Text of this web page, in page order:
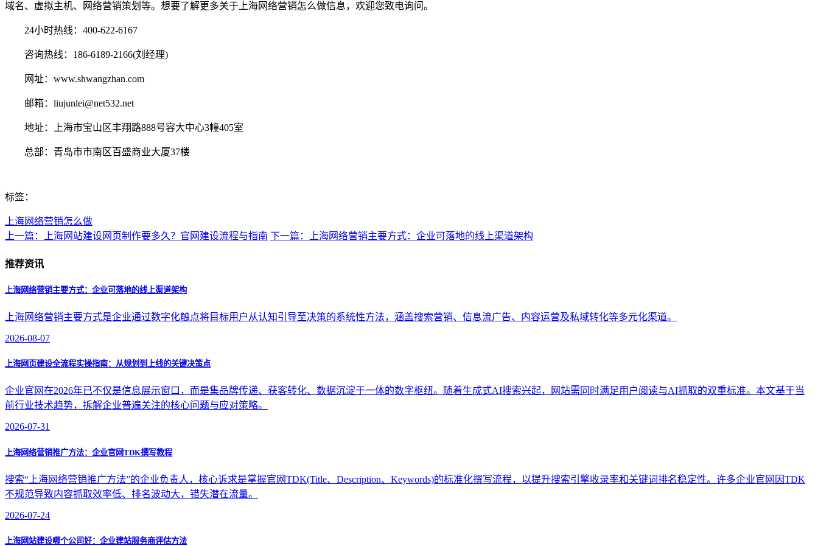
域名、虚拟主机、网络营销策划等。想要了解更多关于上海网络营销怎么做信息，欢迎您致电询问。
24小时热线：400-622-6167
咨询热线：186-6189-2166(刘经理)
网址：www.shwangzhan.com
邮箱：liujunlei@net532.net
地址：上海市宝山区丰翔路888号容大中心3幢405室
总部：青岛市市南区百盛商业大厦37楼
标签：
上海网络营销怎么做
上一篇：上海网站建设网页制作要多久？官网建设流程与指南 下一篇：上海网络营销主要方式：企业可落地的线上渠道架构
推荐资讯
上海网络营销主要方式：企业可落地的线上渠道架构
上海网络营销主要方式是企业通过数字化触点将目标用户从认知引导至决策的系统性方法，涵盖搜索营销、信息流广告、内容运营及私域转化等多元化渠道。
2026-08-07
上海网页建设全流程实操指南：从规划到上线的关键决策点
企业官网在2026年已不仅是信息展示窗口，而是集品牌传递、获客转化、数据沉淀于一体的数字枢纽。随着生成式AI搜索兴起，网站需同时满足用户阅读与AI抓取的双重标准。本文基于当
前行业技术趋势，拆解企业普遍关注的核心问题与应对策略。
2026-07-31
上海网络营销推广方法：企业官网TDK撰写教程
搜索“上海网络营销推广方法”的企业负责人，核心诉求是掌握官网TDK(Title、Description、Keywords)的标准化撰写流程，以提升搜索引擎收录率和关键词排名稳定性。许多企业官网因TDK
不规范导致内容抓取效率低、排名波动大，错失潜在流量。
2026-07-24
上海网站建设哪个公司好：企业建站服务商评估方法